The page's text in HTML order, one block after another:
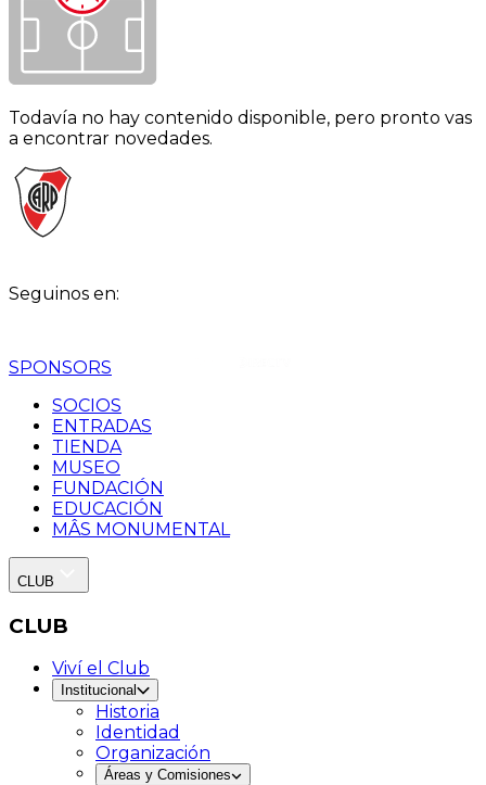
Todavía no hay contenido disponible, pero pronto vas
a encontrar novedades.
Seguinos en:
SPONSORS
SOCIOS
ENTRADAS
TIENDA
MUSEO
FUNDACIÓN
EDUCACIÓN
MÂS MONUMENTAL
CLUB
CLUB
Viví el Club
Institucional
Historia
Identidad
Organización
Áreas y Comisiones